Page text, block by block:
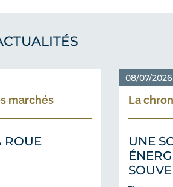
marchés
ROUE
08/07/2026
La
UNE